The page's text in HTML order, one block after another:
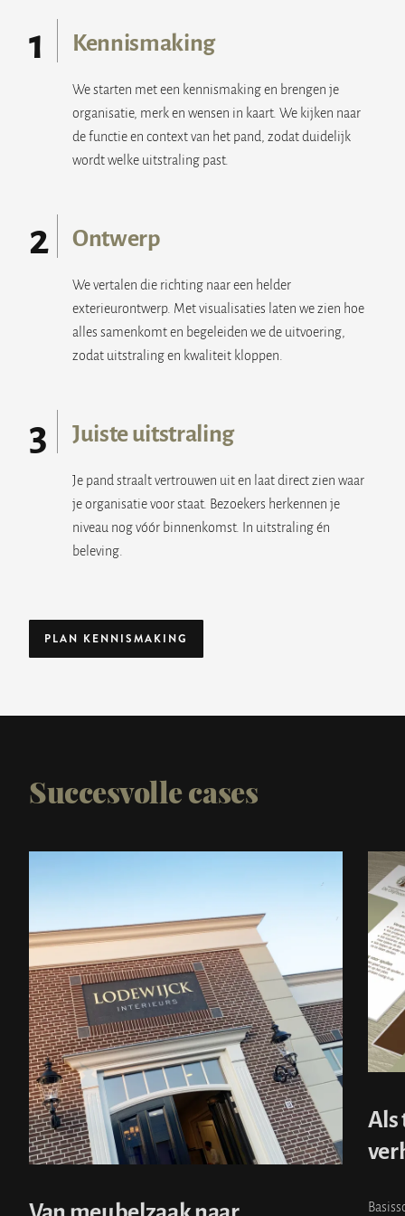
1 Kennismaking
We starten met een kennismaking en brengen je
organisatie, merk en wensen in kaart. We kijken naar
de functie en context van het pand, zodat duidelijk
wordt welke uitstraling past.
2 Ontwerp
We vertalen die richting naar een helder
exterieurontwerp. Met visualisaties laten we zien hoe
alles samenkomt en begeleiden we de uitvoering,
zodat uitstraling en kwaliteit kloppen.
3 Juiste uitstraling
Je pand straalt vertrouwen uit en laat direct zien waar
je organisatie voor staat. Bezoekers herkennen je
niveau nog vóór binnenkomst. In uitstraling én
beleving.
PLAN KENNISMAKING
Succesvolle cases